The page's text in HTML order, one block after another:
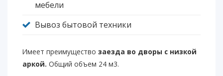
мебели
Вывоз бытовой техники
Имеет преимущество заезда во дворы с низкой
аркой. Общий объем 24 м3.